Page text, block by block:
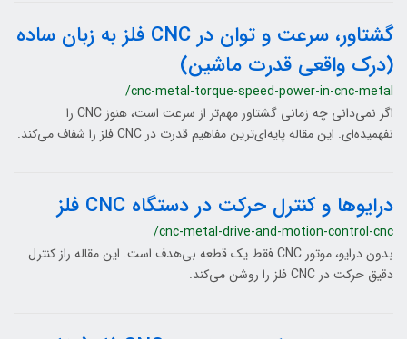
گشتاور، سرعت و توان در CNC فلز به زبان ساده
(درک واقعی قدرت ماشین)
/cnc-metal-torque-speed-power-in-cnc-metal
اگر نمی‌دانی چه زمانی گشتاور مهم‌تر از سرعت است، هنوز CNC را
نفهمیده‌ای. این مقاله پایه‌ای‌ترین مفاهیم قدرت در CNC فلز را شفاف می‌کند.
درایوها و کنترل حرکت در دستگاه CNC فلز
/cnc-metal-drive-and-motion-control-cnc
بدون درایو، موتور CNC فقط یک قطعه بی‌هدف است. این مقاله راز کنترل
دقیق حرکت در CNC فلز را روشن می‌کند.